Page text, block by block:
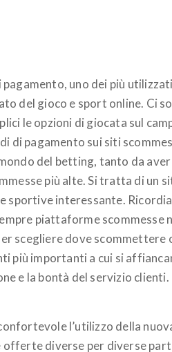
uno dei più
del gioco e sport online. Ci
le opzioni di giocata sul
di pagamento sui siti
del betting, tanto da aver
più alte. Si tratta di un
sportive interessante.
piattaforme scommesse
scegliere dove scommettere
più importanti a cui si
e la bontà del servizio clienti.
l’utilizzo della
offerte diverse per diverse